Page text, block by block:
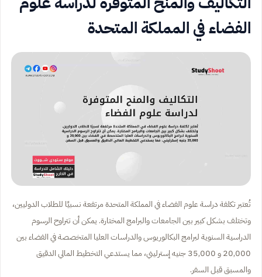
الفضاء في المملكة المتحدة
تُعتبر تكلفة دراسة علوم الفضاء في المملكة المتحدة مرتفعة نسبيًا للطلاب الدوليين،
وتختلف بشكل كبير بين الجامعات والبرامج المختارة. يمكن أن تتراوح الرسوم
الدراسية السنوية لبرامج البكالوريوس والدراسات العليا المتخصصة في الفضاء بين
20,000 و 35,000 جنيه إسترليني، مما يستدعي التخطيط المالي الدقيق
والمسبق قبل السفر.